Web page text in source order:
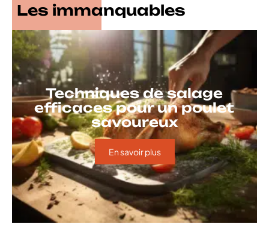
Les immanquables
Techniques de salage
efficaces pour un poulet
savoureux
En savoir plus